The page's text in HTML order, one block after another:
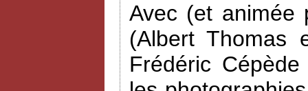
Avec (et animée
(Albert Thomas
Frédéric